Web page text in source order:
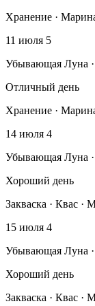
Хранение ·
11 июля 5
Убывающая Луна ·
Отличный день
Хранение ·
14 июля 4
Убывающая Луна
Хороший день
Закваска · Квас ·
15 июля 4
Убывающая Луна
Хороший день
Закваска · Квас ·